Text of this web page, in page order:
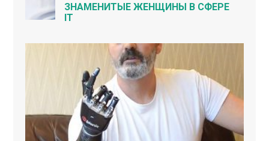
ЗНАМЕНИТЫЕ ЖЕНЩИНЫ В СФЕРЕ
IT